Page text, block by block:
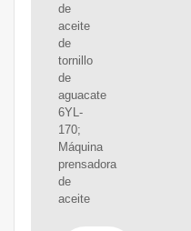
de
aceite
de
tornillo
de
aguacate
6YL-
170;
Máquina
prensadora
de
aceite